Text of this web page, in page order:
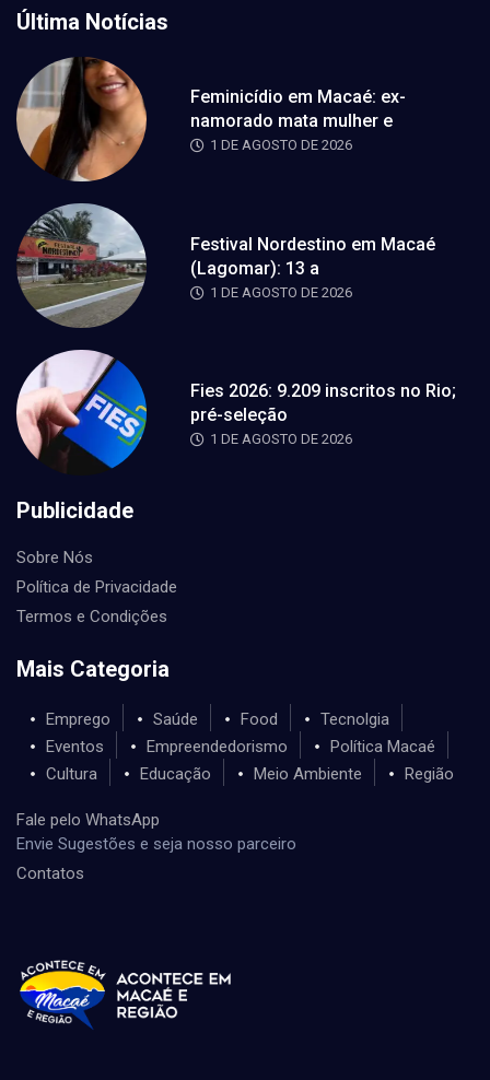
Última Notícias
Feminicídio em Macaé: ex-
namorado mata mulher e
1 DE AGOSTO DE 2026
Festival Nordestino em Macaé
(Lagomar): 13 a
1 DE AGOSTO DE 2026
Fies 2026: 9.209 inscritos no Rio;
pré-seleção
1 DE AGOSTO DE 2026
Publicidade
Sobre Nós
Política de Privacidade
Termos e Condições
Mais Categoria
Emprego Saúde Food
Tecnolgia
Eventos
Empreendedorismo
Política Macaé
Cultura
Educação Meio Ambiente Região
Fale pelo WhatsApp
Envie Sugestões e seja nosso parceiro
Contatos